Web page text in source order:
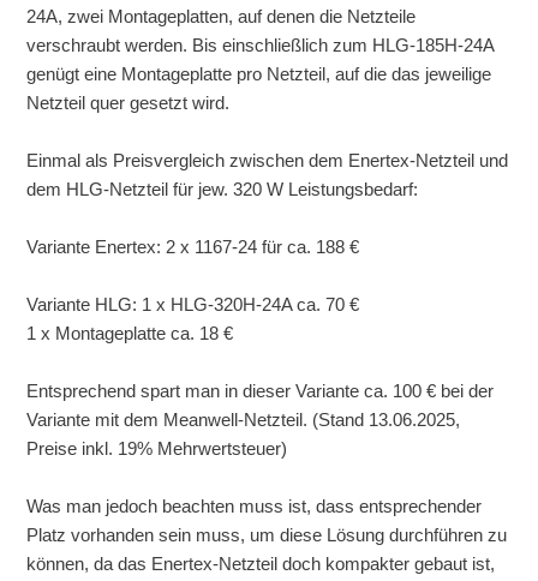
24A, zwei Montageplatten, auf denen die Netzteile
verschraubt werden. Bis einschließlich zum HLG-185H-24A
genügt eine Montageplatte pro Netzteil, auf die das jeweilige
Netzteil quer gesetzt wird.
Einmal als Preisvergleich zwischen dem Enertex-Netzteil und
dem HLG-Netzteil für jew. 320 W Leistungsbedarf:
Variante Enertex: 2 x 1167-24 für ca. 188 €
Variante HLG: 1 x HLG-320H-24A ca. 70 €
1 x Montageplatte ca. 18 €
Entsprechend spart man in dieser Variante ca. 100 € bei der
Variante mit dem Meanwell-Netzteil. (Stand 13.06.2025,
Preise inkl. 19% Mehrwertsteuer)
Was man jedoch beachten muss ist, dass entsprechender
Platz vorhanden sein muss, um diese Lösung durchführen zu
können, da das Enertex-Netzteil doch kompakter gebaut ist,